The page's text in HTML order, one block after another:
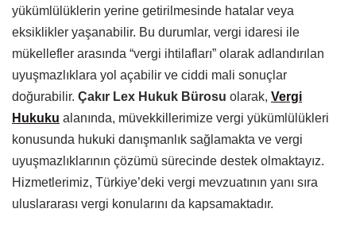
yükümlülüklerin yerine getirilmesinde hatalar veya
eksiklikler yaşanabilir. Bu durumlar, vergi idaresi ile
mükellefler arasında “vergi ihtilafları” olarak adlandırılan
uyuşmazlıklara yol açabilir ve ciddi mali sonuçlar
doğurabilir. Çakır Lex Hukuk Bürosu olarak, Vergi
Hukuku alanında, müvekkillerimize vergi yükümlülükleri
konusunda hukuki danışmanlık sağlamakta ve vergi
uyuşmazlıklarının çözümü sürecinde destek olmaktayız.
Hizmetlerimiz, Türkiye’deki vergi mevzuatının yanı sıra
uluslararası vergi konularını da kapsamaktadır.